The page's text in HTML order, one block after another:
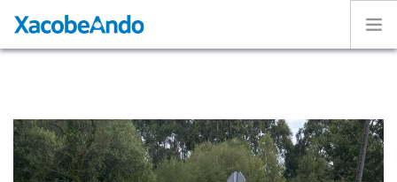
Caminos
Volunteer
Experiences